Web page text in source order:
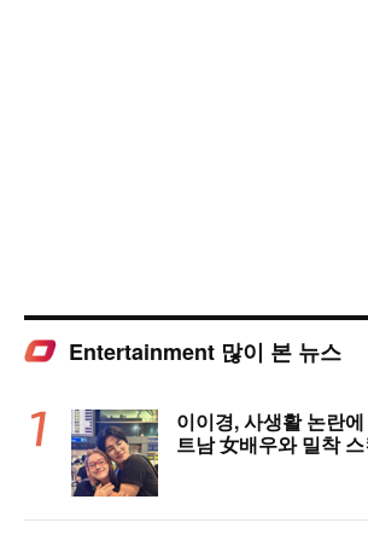
Entertainment 많이 본 뉴스
이이경, 사생활 논란
트남 女배우와 밀착